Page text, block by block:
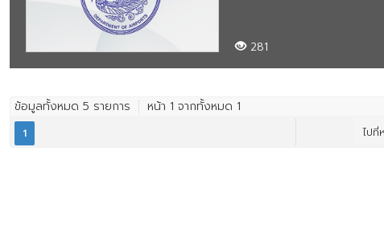
ก
แ
ส
281
ข้อมูลทั้งหมด 5 รายการ หน้า 1 จากทั้งหมด 1
1 ไปที่